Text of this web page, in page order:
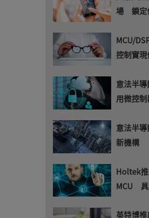
場 鎖定
MCU/
控制實
意法半
用微控
意法半
新機構
Holtek
MCU 具
英特博